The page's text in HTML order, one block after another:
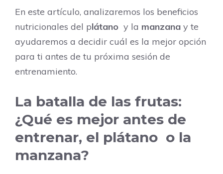
En este artículo, analizaremos los beneficios
nutricionales del plátano y la manzana y te
ayudaremos a decidir cuál es la mejor opción
para ti antes de tu próxima sesión de
entrenamiento.
La batalla de las frutas:
¿Qué es mejor antes de
entrenar, el plátano o la
manzana?